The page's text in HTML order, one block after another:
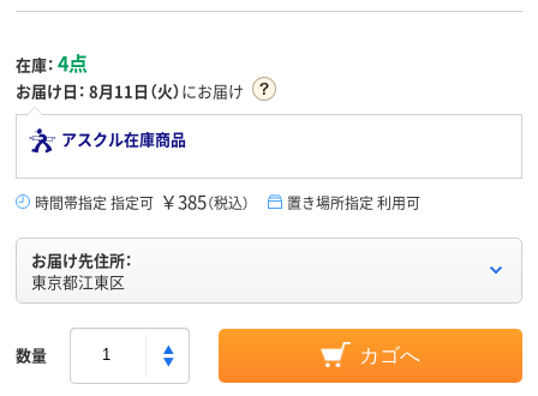
在庫： 4点
お届け日： 8月11日（火）にお届け
アスクル在庫商品
時間帯指定 指定可 ￥385（税込） 置き場所指定 利用可
お届け先住所：
東京都江東区
数量 カゴへ